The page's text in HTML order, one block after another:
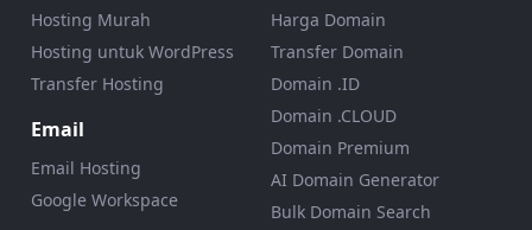
Hosting Murah
Hosting untuk WordPress
Transfer Hosting
Email
Email Hosting
Google Workspace
Harga Domain
Transfer Domain
Domain .ID
Domain .CLOUD
Domain Premium
AI Domain Generator
Bulk Domain Search